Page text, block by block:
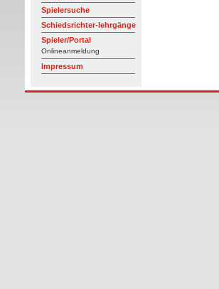
Spielersuche
Schiedsrichter-lehrgänge
Spieler/Portal
Onlineanmeldung
Impressum